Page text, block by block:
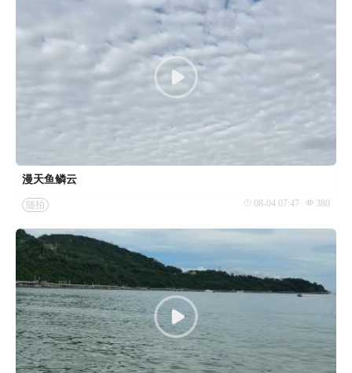
漫天鱼鳞云
随拍 08-04 07:47 380